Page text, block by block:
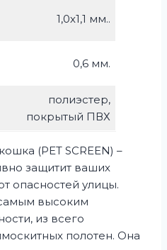
1,0х1,1 мм..
0,6 мм.
полиэстер,
покрытый ПВХ
(PET SCREEN) –
защитит ваших
опасностей улицы.
высоким
из всего
полотен. Она